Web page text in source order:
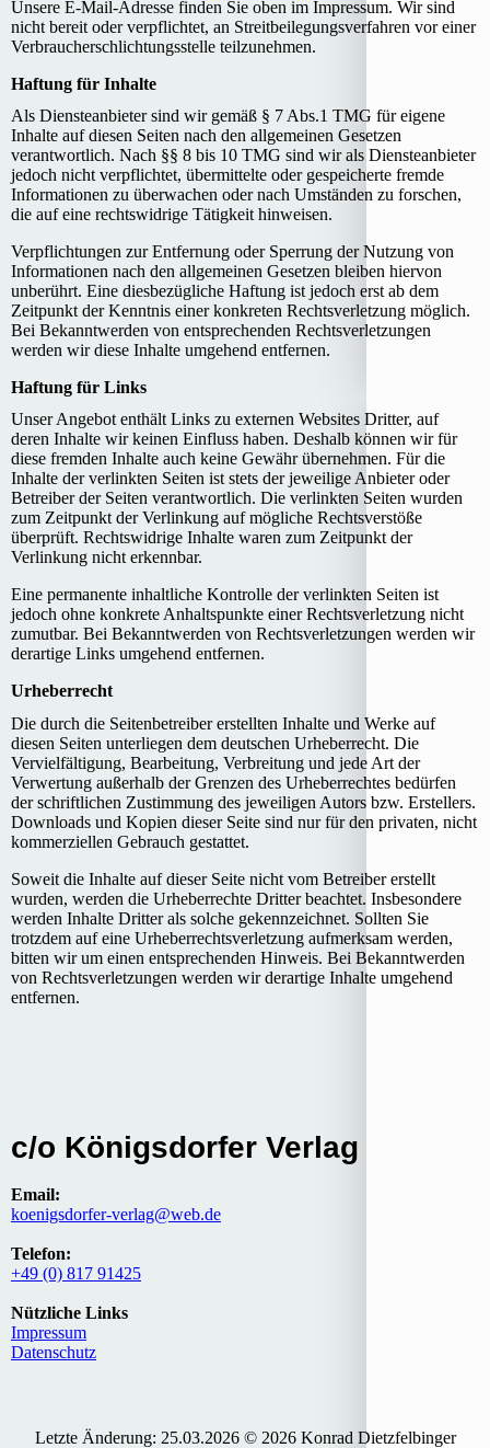
Unsere E-Mail-Adresse finden Sie oben im Impressum. Wir sind
nicht bereit oder verpflichtet, an Streitbeilegungsverfahren vor einer
Verbraucherschlichtungsstelle teilzunehmen.
Haftung für Inhalte
Als Diensteanbieter sind wir gemäß § 7 Abs.1 TMG für eigene
Inhalte auf diesen Seiten nach den allgemeinen Gesetzen
verantwortlich. Nach §§ 8 bis 10 TMG sind wir als Diensteanbieter
jedoch nicht verpflichtet, übermittelte oder gespeicherte fremde
Informationen zu überwachen oder nach Umständen zu forschen,
die auf eine rechtswidrige Tätigkeit hinweisen.
Verpflichtungen zur Entfernung oder Sperrung der Nutzung von
Informationen nach den allgemeinen Gesetzen bleiben hiervon
unberührt. Eine diesbezügliche Haftung ist jedoch erst ab dem
Zeitpunkt der Kenntnis einer konkreten Rechtsverletzung möglich.
Bei Bekanntwerden von entsprechenden Rechtsverletzungen
werden wir diese Inhalte umgehend entfernen.
Haftung für Links
Unser Angebot enthält Links zu externen Websites Dritter, auf
deren Inhalte wir keinen Einfluss haben. Deshalb können wir für
diese fremden Inhalte auch keine Gewähr übernehmen. Für die
Inhalte der verlinkten Seiten ist stets der jeweilige Anbieter oder
Betreiber der Seiten verantwortlich. Die verlinkten Seiten wurden
zum Zeitpunkt der Verlinkung auf mögliche Rechtsverstöße
überprüft. Rechtswidrige Inhalte waren zum Zeitpunkt der
Verlinkung nicht erkennbar.
Eine permanente inhaltliche Kontrolle der verlinkten Seiten ist
jedoch ohne konkrete Anhaltspunkte einer Rechtsverletzung nicht
zumutbar. Bei Bekanntwerden von Rechtsverletzungen werden wir
derartige Links umgehend entfernen.
Urheberrecht
Die durch die Seitenbetreiber erstellten Inhalte und Werke auf
diesen Seiten unterliegen dem deutschen Urheberrecht. Die
Vervielfältigung, Bearbeitung, Verbreitung und jede Art der
Verwertung außerhalb der Grenzen des Urheberrechtes bedürfen
der schriftlichen Zustimmung des jeweiligen Autors bzw. Erstellers.
Downloads und Kopien dieser Seite sind nur für den privaten, nicht
kommerziellen Gebrauch gestattet.
Soweit die Inhalte auf dieser Seite nicht vom Betreiber erstellt
wurden, werden die Urheberrechte Dritter beachtet. Insbesondere
werden Inhalte Dritter als solche gekennzeichnet. Sollten Sie
trotzdem auf eine Urheberrechtsverletzung aufmerksam werden,
bitten wir um einen entsprechenden Hinweis. Bei Bekanntwerden
von Rechtsverletzungen werden wir derartige Inhalte umgehend
entfernen.
c/o Königsdorfer Verlag
Email:
koenigsdorfer-verlag@web.de
Telefon:
+49 (0) 817 91425
Nützliche Links
Impressum
Datenschutz
Letzte Änderung: 25.03.2026 © 2026 Konrad Dietzfelbinger